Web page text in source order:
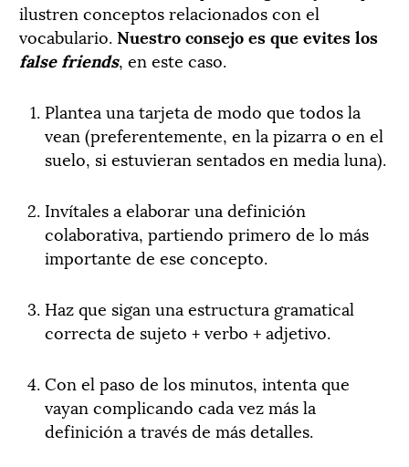
ilustren conceptos relacionados con el
vocabulario.Nuestro consejo es que evites los
false friends, en este caso.
Plantea una tarjeta de modo que todos la
vean (preferentemente, en la pizarra o en el
suelo, si estuvieran sentados en media luna).
Invítales a elaborar una definición
colaborativa, partiendo primero de lo más
importante de ese concepto.
Haz que sigan una estructura gramatical
correcta de sujeto + verbo + adjetivo.
Con el paso de los minutos, intenta que
vayan complicando cada vez más la
definición a través de más detalles.